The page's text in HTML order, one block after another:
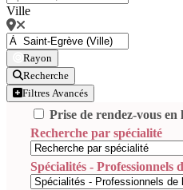
Ville
Rayon
Recherche
Filtres Avancés
Prise de rendez-vous en
Recherche par spécialité
Spécialités - Professionnels